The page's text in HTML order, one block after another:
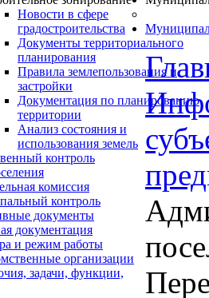
Новости в сфере
градостроительства
Документы территориального
планирования
Правила землепользования и
застройки
Документация по планированию
территории
Анализ состояния и
использования земель
контроль
комиссия
контроль
документы
документация
и режим работы
организации
задачи, функции,